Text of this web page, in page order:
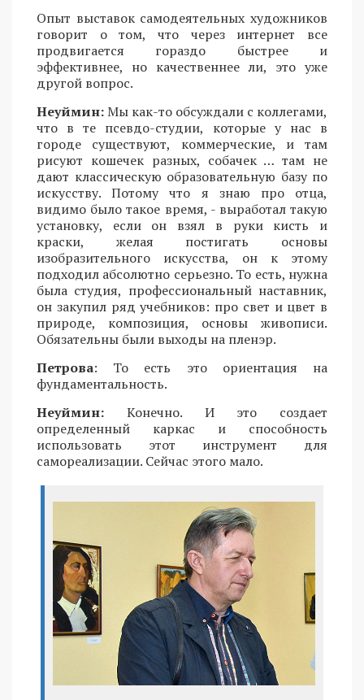
Опыт выставок самодеятельных художников
говорит о том, что через интернет все
продвигается гораздо быстрее и
эффективнее, но качественнее ли, это уже
другой вопрос.
Неуймин:Мы как-то обсуждали с коллегами,
что в те псевдо-студии, которые у нас в
городе существуют, коммерческие, и там
рисуют кошечек разных, собачек … там не
дают классическую образовательную базу по
искусству. Потому что я знаю про отца,
видимо было такое время, - выработал такую
установку, если он взял в руки кисть и
краски, желая постигать основы
изобразительного искусства, он к этому
подходил абсолютно серьезно. То есть, нужна
была студия, профессиональный наставник,
он закупил ряд учебников: про свет и цвет в
природе, композиция, основы живописи.
Обязательны были выходы на пленэр.
Петрова: То есть это ориентация на
фундаментальность.
Неуймин: Конечно. И это создает
определенный каркас и способность
использовать этот инструмент для
самореализации. Сейчас этого мало.